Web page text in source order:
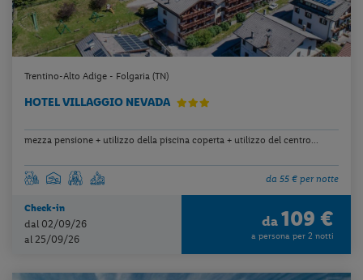
Trentino-Alto Adige - Folgaria (TN)
HOTEL VILLAGGIO NEVADA
mezza pensione + utilizzo della piscina coperta + utilizzo del centro...
da 55 € per notte
Check-in
dal 02/09/26
al 25/09/26
da 109 €
a persona per 2 notti